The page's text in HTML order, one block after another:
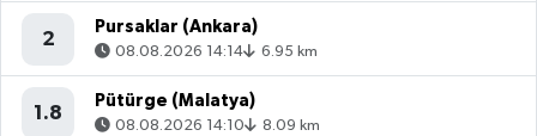
2
Pursaklar (Ankara)
08.08.2026 14:14 6.95 km
1.8
Pütürge (Malatya)
08.08.2026 14:10 8.09 km